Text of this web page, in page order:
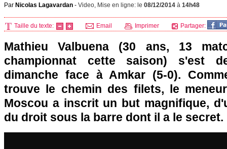
Par Nicolas Lagavardan - Video, Mise en ligne: le 08/12/2014 à 14h48
Taille du texte: Email Imprimer Partager:
Mathieu Valbuena (30 ans, 13
championnat cette saison) s'est
dimanche face à Amkar (5-0).
trouve le chemin des filets, le
Moscou a inscrit un but magnifique,
du droit sous la barre dont il a le secret.